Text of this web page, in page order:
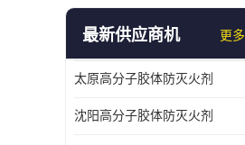
最新供应商机 更多
太原高分子胶体防灭火剂
沈阳高分子胶体防灭火剂